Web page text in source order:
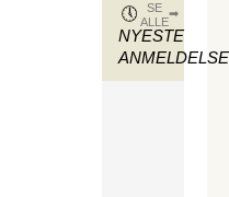
NYESTE
SE
ALLE